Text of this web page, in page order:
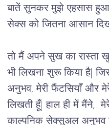
बातें सुनकर मुझे एहसास हुआ
सेक्स को जितना आसान
तो मैं अपने सुख का रास्ता
भी लिखना शुरू किया है|
अनुभव, मेरी फैंटसियाँ और
लिखती हूँ| हाल ही में मैंने,
काल्पनिक सेक्सुअल अनुभव